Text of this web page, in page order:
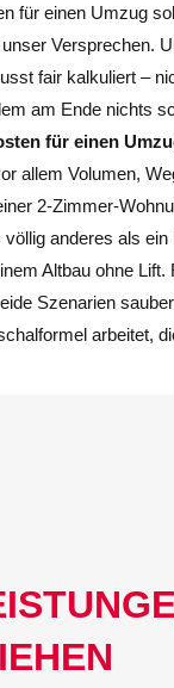
für einen Umzug
Versprechen.
fair kalkuliert –
am Ende nichts
für einen
allem Volumen,
2-Zimmer-
anderes als
Altbau ohne
Szenarien
arbeitet,